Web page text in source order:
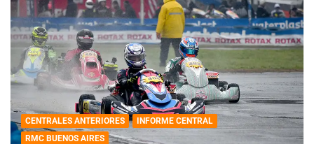
CENTRALES ANTERIORES
INFORME CENTRAL
RMC BUENOS AIRES